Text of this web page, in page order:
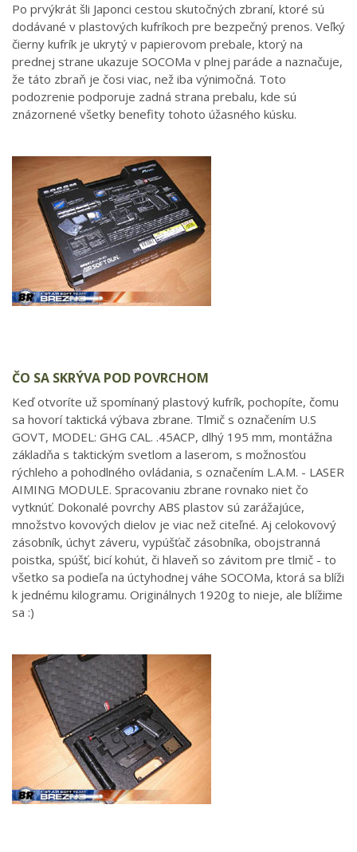
Po prvýkrát šli Japonci cestou skutočných zbraní, ktoré sú
dodávané v plastových kufríkoch pre bezpečný prenos. Veľký
čierny kufrík je ukrytý v papierovom prebale, ktorý na
prednej strane ukazuje SOCOMa v plnej paráde a naznačuje,
že táto zbraň je čosi viac, než iba výnimočná. Toto
podozrenie podporuje zadná strana prebalu, kde sú
znázornené všetky benefity tohoto úžasného kúsku.
ČO SA SKRÝVA POD POVRCHOM
Keď otvoríte už spomínaný plastový kufrík, pochopíte, čomu
sa hovorí taktická výbava zbrane. Tlmič s označením U.S
GOVT, MODEL: GHG CAL. .45ACP, dlhý 195 mm, montážna
základňa s taktickým svetlom a laserom, s možnosťou
rýchleho a pohodlného ovládania, s označením L.A.M. - LASER
AIMING MODULE. Spracovaniu zbrane rovnako niet čo
vytknúť. Dokonalé povrchy ABS plastov sú zarážajúce,
množstvo kovových dielov je viac než citeľné. Aj celokovový
zásobník, úchyt záveru, vypúšťač zásobníka, obojstranná
poistka, spúšť, bicí kohút, či hlaveň so závitom pre tlmič - to
všetko sa podieľa na úctyhodnej váhe SOCOMa, ktorá sa blíži
k jednému kilogramu. Originálnych 1920g to nieje, ale blížime
sa :)